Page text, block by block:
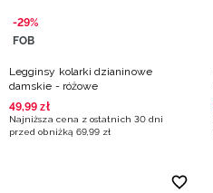
-29%
FOB
Legginsy kolarki dzianinowe
damskie - różowe
49,99 zł
Najniższa cena z ostatnich 30 dni
przed obniżką 69,99 zł